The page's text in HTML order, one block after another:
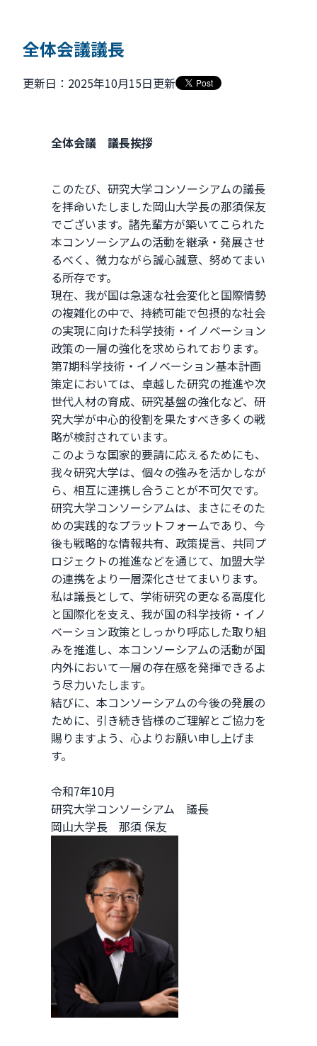
全体会議議長
更新日：2025年10月15日更新
全体会議 議長挨拶
このたび、研究大学コンソーシアムの議長
を拝命いたしました岡山大学長の那須保友
でございます。諸先輩方が築いてこられた
本コンソーシアムの活動を継承・発展させ
るべく、微力ながら誠心誠意、努めてまい
る所存です。
現在、我が国は急速な社会変化と国際情勢
の複雑化の中で、持続可能で包摂的な社会
の実現に向けた科学技術・イノベーション
政策の一層の強化を求められております。
第7期科学技術・イノベーション基本計画
策定においては、卓越した研究の推進や次
世代人材の育成、研究基盤の強化など、研
究大学が中心的役割を果たすべき多くの戦
略が検討されています。
このような国家的要請に応えるためにも、
我々研究大学は、個々の強みを活かしなが
ら、相互に連携し合うことが不可欠です。
研究大学コンソーシアムは、まさにそのた
めの実践的なプラットフォームであり、今
後も戦略的な情報共有、政策提言、共同プ
ロジェクトの推進などを通じて、加盟大学
の連携をより一層深化させてまいります。
私は議長として、学術研究の更なる高度化
と国際化を支え、我が国の科学技術・イノ
ベーション政策としっかり呼応した取り組
みを推進し、本コンソーシアムの活動が国
内外において一層の存在感を発揮できるよ
う尽力いたします。
結びに、本コンソーシアムの今後の発展の
ために、引き続き皆様のご理解とご協力を
賜りますよう、心よりお願い申し上げま
す。
令和7年10月
研究大学コンソーシアム 議長
岡山大学長 那須 保友